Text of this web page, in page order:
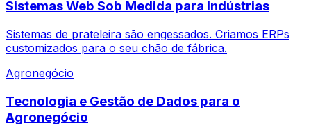
Sistemas Web Sob Medida para Indústrias
Sistemas de prateleira são engessados. Criamos ERPs
customizados para o seu chão de fábrica.
Agronegócio
Tecnologia e Gestão de Dados para o
Agronegócio